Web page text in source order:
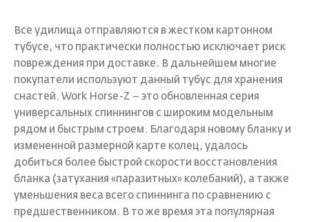
Все удилища отправляются в жестком картонном
тубусе, что практически полностью исключает риск
повреждения при доставке. В дальнейшем многие
покупатели используют данный тубус для хранения
снастей. Work Horse-Z – это обновленная серия
универсальных спиннингов с широким модельным
рядом и быстрым строем. Благодаря новому бланку и
измененной размерной карте колец, удалось
добиться более быстрой скорости восстановления
бланка (затухания «паразитных» колебаний), а также
уменьшения веса всего спиннинга по сравнению с
предшественником. В то же время эта популярная